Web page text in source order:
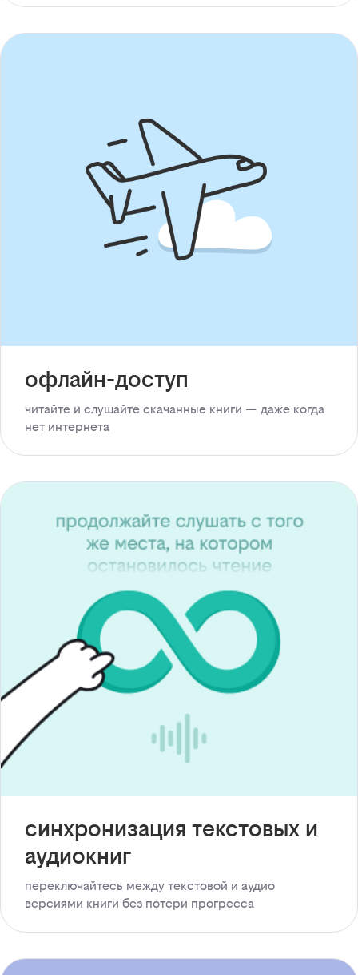
офлайн-доступ
читайте и слушайте скачанные книги — даже когда
нет интернета
синхронизация текстовых и
аудиокниг
переключайтесь между текстовой и аудио
версиями книги без потери прогресса